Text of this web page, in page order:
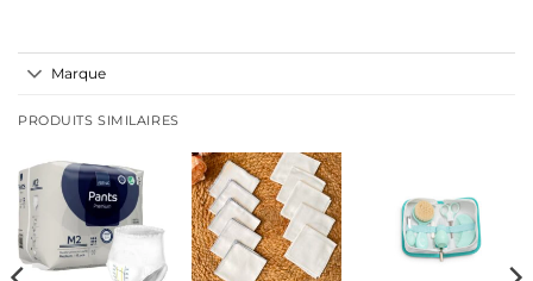
Marque
PRODUITS SIMILAIRES